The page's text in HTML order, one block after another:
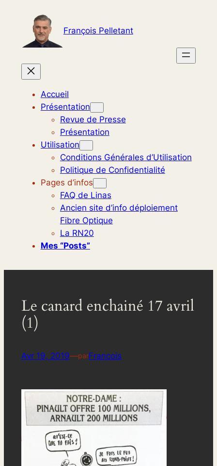
contenu
François Pelletant
Accueil
Présentation
Revue de Presse
Présentation
Utilisation
Conditions Générales d’Utilisation
Politique de Confidentialité
Pages d’infos
FAQ de Linas
Ancien site d’info déploiement
Fibre Optique
La RN20
Mes “posts”
Le canard enchainé 17 avril
(1)
Avr 19, 2019—parFrancois